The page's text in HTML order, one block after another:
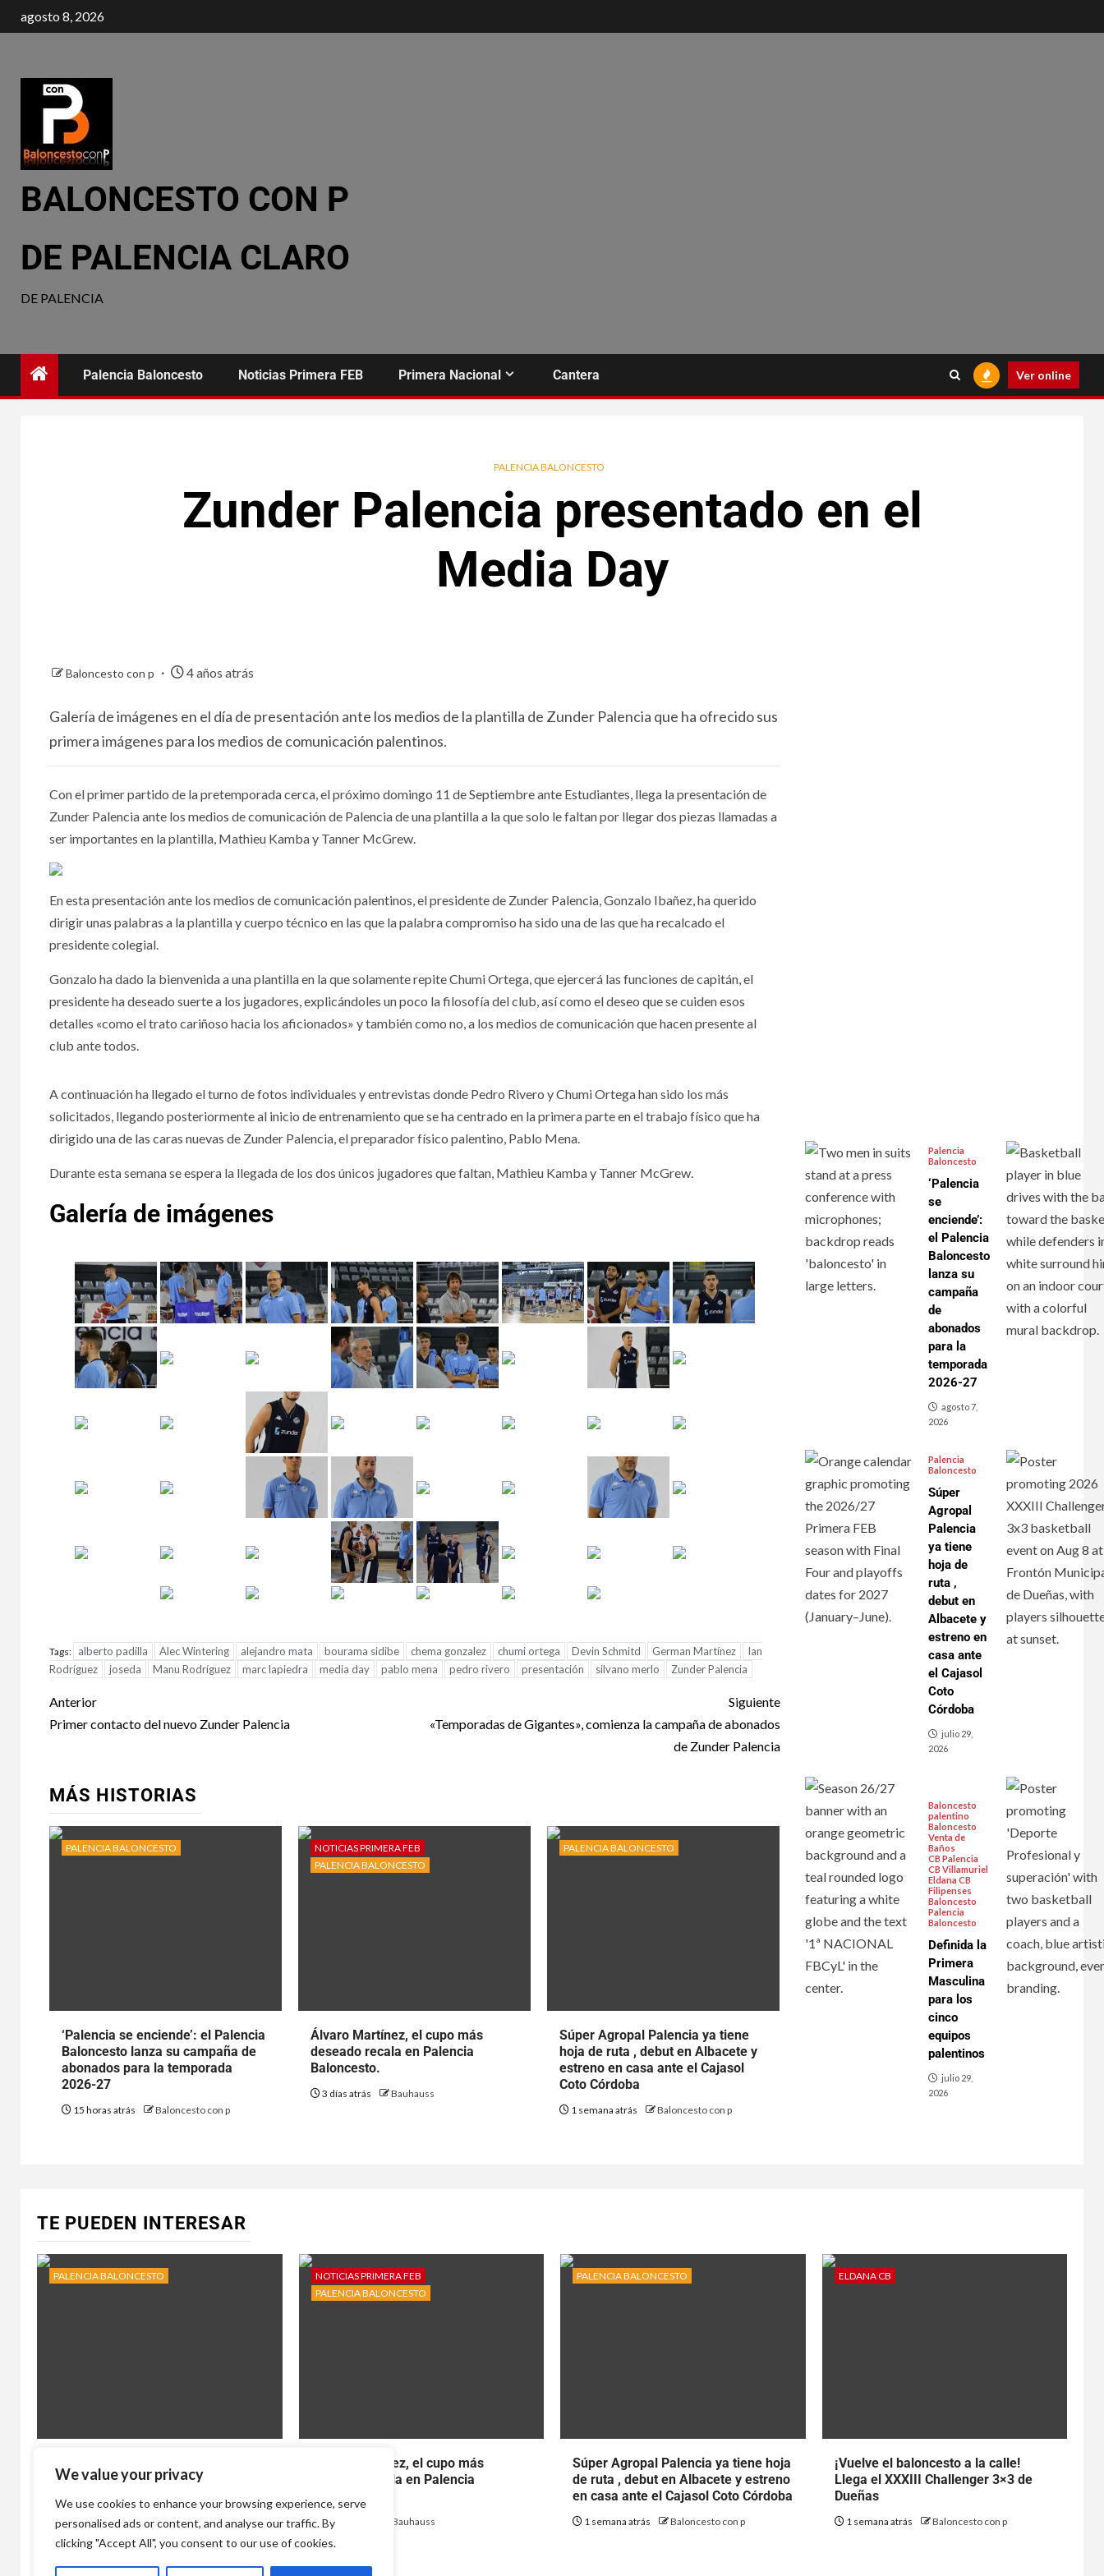
We value your privacy
We use cookies to enhance your browsing experience, serve
personalised ads or content, and analyse our traffic. By
clicking "Accept All", you consent to our use of cookies.
agosto 8, 2026
BALONCESTO CON P
DE PALENCIA CLARO
DE PALENCIA
Palencia Baloncesto Noticias Primera FEB Primera Nacional Cantera Ver online
PALENCIA BALONCESTO
Zunder Palencia presentado en el
Media Day
Baloncesto con p 4 años atrás
Galería de imágenes en el día de presentación ante los medios de la plantilla de Zunder Palencia que ha ofrecido sus
primera imágenes para los medios de comunicación palentinos.
Con el primer partido de la pretemporada cerca, el próximo domingo 11 de Septiembre ante Estudiantes, llega la presentación de
Zunder Palencia ante los medios de comunicación de Palencia de una plantilla a la que solo le faltan por llegar dos piezas llamadas a
ser importantes en la plantilla, Mathieu Kamba y Tanner McGrew.
En esta presentación ante los medios de comunicación palentinos, el presidente de Zunder Palencia, Gonzalo Ibañez, ha querido
dirigir unas palabras a la plantilla y cuerpo técnico en las que la palabra compromiso ha sido una de las que ha recalcado el
presidente colegial.
Gonzalo ha dado la bienvenida a una plantilla en la que solamente repite Chumi Ortega, que ejercerá las funciones de capitán, el
presidente ha deseado suerte a los jugadores, explicándoles un poco la filosofía del club, así como el deseo que se cuiden esos
detalles «como el trato cariñoso hacia los aficionados» y también como no, a los medios de comunicación que hacen presente al
club ante todos.
A continuación ha llegado el turno de fotos individuales y entrevistas donde Pedro Rivero y Chumi Ortega han sido los más
solicitados, llegando posteriormente al inicio de entrenamiento que se ha centrado en la primera parte en el trabajo físico que ha
dirigido una de las caras nuevas de Zunder Palencia, el preparador físico palentino, Pablo Mena.
Durante esta semana se espera la llegada de los dos únicos jugadores que faltan, Mathieu Kamba y Tanner McGrew.
Galería de imágenes
Tags: alberto padilla Alec Wintering alejandro mata bourama sidibe chema gonzalez chumi ortega Devin Schmitd German Martínez
Ian
Rodríguez
joseda Manu Rodríguez marc lapiedra media day pablo mena pedro rivero presentación silvano merlo Zunder Palencia
Anterior
Primer contacto del nuevo Zunder Palencia
Siguiente
«Temporadas de Gigantes», comienza la campaña de abonados
de Zunder Palencia
MÁS HISTORIAS
PALENCIA BALONCESTO
‘Palencia se enciende’: el Palencia
Baloncesto lanza su campaña de
abonados para la temporada
2026-27
15 horas atrás Baloncesto con p
NOTICIAS PRIMERA FEB
PALENCIA BALONCESTO
Álvaro Martínez, el cupo más
deseado recala en Palencia
Baloncesto.
3 días atrás Bauhauss
PALENCIA BALONCESTO
Súper Agropal Palencia ya tiene
hoja de ruta , debut en Albacete y
estreno en casa ante el Cajasol
Coto Córdoba
1 semana atrás Baloncesto con p
Palencia
Baloncesto
‘Palencia
se
enciende’:
el Palencia
Baloncesto
lanza su
campaña
de
abonados
para la
temporada
2026-27
agosto 7,
2026
Palencia
Baloncesto
Súper
Agropal
Palencia
ya tiene
hoja de
ruta ,
debut en
Albacete y
estreno en
casa ante
el Cajasol
Coto
Córdoba
julio 29,
2026
Baloncesto
palentino
Baloncesto
Venta de
Baños
CB Palencia
CB Villamuriel
Eldana CB
Filipenses
Baloncesto
Palencia
Baloncesto
Definida la
Primera
Masculina
para los
cinco
equipos
palentinos
julio 29,
2026
TE PUEDEN INTERESAR
PALENCIA BALONCESTO
Baloncesto lanza su campaña de
abonados para la temporada 2026-
27
15 horas atrás Baloncesto con p
NOTICIAS PRIMERA FEB
PALENCIA BALONCESTO
Álvaro Martínez, el cupo más
deseado recala en Palencia
3 días atrás Bauhauss
PALENCIA BALONCESTO
Súper Agropal Palencia ya tiene hoja
de ruta , debut en Albacete y estreno
en casa ante el Cajasol Coto Córdoba
1 semana atrás Baloncesto con p
ELDANA CB
¡Vuelve el baloncesto a la calle!
Llega el XXXIII Challenger 3×3 de
Dueñas
1 semana atrás Baloncesto con p